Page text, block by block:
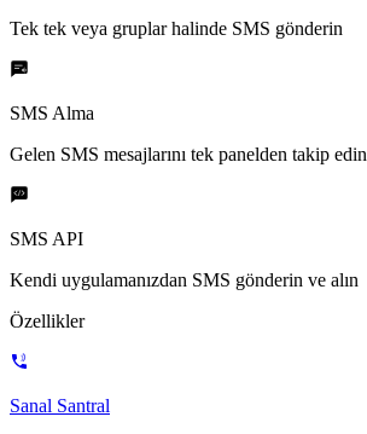
Tek tek veya gruplar halinde SMS gönderin
SMS Alma
Gelen SMS mesajlarını tek panelden takip edin
SMS API
Kendi uygulamanızdan SMS gönderin ve alın
Özellikler
Sanal Santral